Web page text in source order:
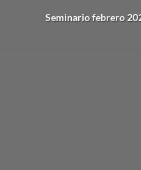
Seminario febrero